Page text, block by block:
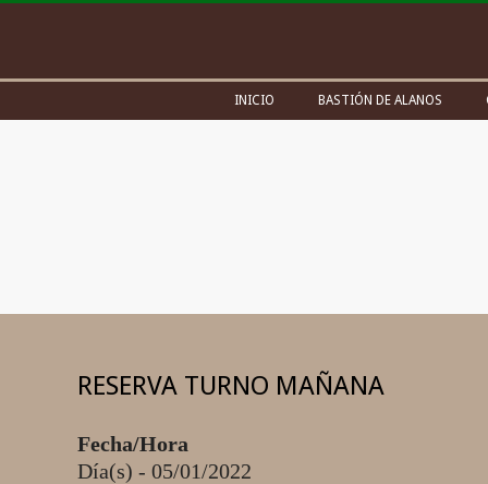
Navigation
INICIO BASTIÓN DE ALANOS
RESERVA TURNO MAÑANA
Fecha/Hora
Día(s) - 05/01/2022